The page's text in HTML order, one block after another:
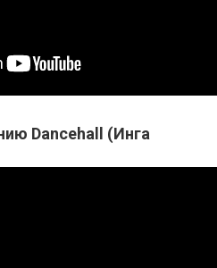
Dancehall (Инга